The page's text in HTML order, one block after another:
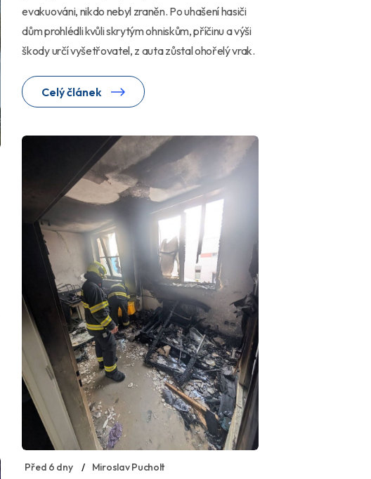
evakuováni, nikdo nebyl zraněn. Po uhašení hasiči
dům prohlédli kvůli skrytým ohniskům, příčinu a výši
škody určí vyšetřovatel, z auta zůstal ohořelý vrak.
Celý článek
Před 6 dny Miroslav Pucholt